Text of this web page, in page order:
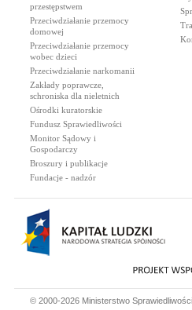
przestępstwem
Przeciwdziałanie przemocy
domowej
Przeciwdziałanie przemocy
wobec dzieci
Przeciwdziałanie narkomanii
Zakłady poprawcze,
schroniska dla nieletnich
Ośrodki kuratorskie
Fundusz Sprawiedliwości
Monitor Sądowy i
Gospodarczy
Broszury i publikacje
Fundacje - nadzór
© 2000-2026 Ministerstwo Sprawiedliwości